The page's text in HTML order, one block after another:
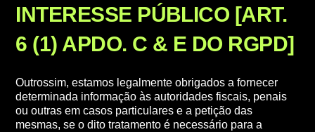
INTERESSE PÚBLICO [ART.
6 (1) APDO. C & E DO RGPD]
Outrossim, estamos legalmente obrigados a fornecer
determinada informação às autoridades fiscais, penais
ou outras em casos particulares e a petição das
mesmas, se o dito tratamento é necessário para a